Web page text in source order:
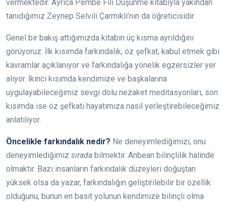
vermektedir. Ayrıca Pembe Fili Düşünme kitabıyla yakından
tanıdığımız Zeynep Selvili Çarmıklı’nın da öğreticisidir.
Genel bir bakış attığımızda kitabın üç kısma ayrıldığını
görüyoruz. İlk kısımda farkındalık, öz şefkat, kabul etmek gibi
kavramlar açıklanıyor ve farkındalığa yönelik egzersizler yer
alıyor. İkinci kısımda kendimize ve başkalarına
uygulayabileceğimiz sevgi dolu nezaket meditasyonları, son
kısımda ise öz şefkati hayatımıza nasıl yerleştirebileceğimiz
anlatılıyor.
Öncelikle farkındalık nedir? Ne deneyimlediğimizi, onu
deneyimlediğimiz sırada bilmektir. Anbean bilinçlilik halinde
olmaktır. Bazı insanların farkındalık düzeyleri doğuştan
yüksek olsa da yazar, farkındalığın geliştirilebilir bir özellik
olduğunu, bunun en basit yolunun kendimize bilinçli olma